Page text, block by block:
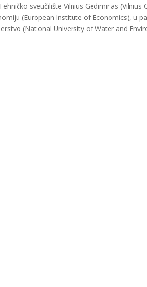
sveučilište Vilnius Gediminas (Vilnius
(European Institute of Economics), u
(National University of Water and